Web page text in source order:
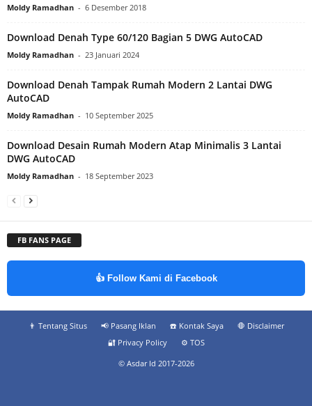
Moldy Ramadhan - 6 Desember 2018
Download Denah Type 60/120 Bagian 5 DWG AutoCAD
Moldy Ramadhan - 23 Januari 2024
Download Denah Tampak Rumah Modern 2 Lantai DWG
AutoCAD
Moldy Ramadhan - 10 September 2025
Download Desain Rumah Modern Atap Minimalis 3 Lantai
DWG AutoCAD
Moldy Ramadhan - 18 September 2023
FB FANS PAGE
👍 Follow Kami di Facebook
👨‍ Tentang Situs 📢 Pasang Iklan ☎️ Kontak Saya
🛑 Disclaimer
🔐 Privacy Policy
⚙️ TOS
© Asdar Id 2017-2026